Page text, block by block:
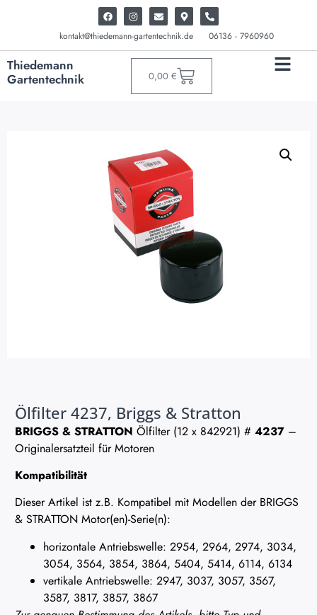
kontakt@thiedemann-gartentechnik.de 06136 - 7960960
Thiedemann
Gartentechnik
0,00 €
Ölfilter 4237, Briggs & Stratton
BRIGGS & STRATTON Ölfilter (12 x 842921) # 4237 –
Originalersatzteil für Motoren
Kompatibilität
Dieser Artikel ist z.B. Kompatibel mit Modellen der BRIGGS
& STRATTON Motor(en)-Serie(n):
horizontale Antriebswelle: 2954, 2964, 2974, 3034,
3054, 3564, 3854, 3864, 5404, 5414, 6114, 6134
vertikale Antriebswelle: 2947, 3037, 3057, 3567,
3587, 3817, 3857, 3867